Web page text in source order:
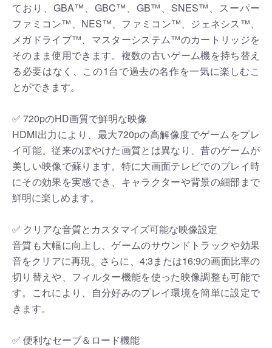
ており、GBA™、GBC™、GB™、SNES™、スーパー
ファミコン™、NES™、ファミコン™、ジェネシス™、
メガドライブ™、マスターシステム™のカートリッジを
そのまま使用できます。複数の古いゲーム機を持ち替え
る必要はなく、この1台で過去の名作を一気に楽しむこ
とができます。
✅ 720pのHD画質で鮮明な映像
HDMI出力により、最大720pの高解像度でゲームをプレ
イ可能。従来のぼやけた画質とは異なり、昔のゲームが
美しい映像で蘇ります。特に大画面テレビでのプレイ時
にその効果を実感でき、キャラクターや背景の細部まで
鮮明に楽しめます。
✅ クリアな音質とカスタマイズ可能な映像設定
音質も大幅に向上し、ゲームのサウンドトラックや効果
音をクリアに再現。さらに、4:3または16:9の画面比率の
切り替えや、フィルター機能を使った映像調整も可能で
す。これにより、自分好みのプレイ環境を簡単に設定で
きます。
✅ 便利なセーブ＆ロード機能